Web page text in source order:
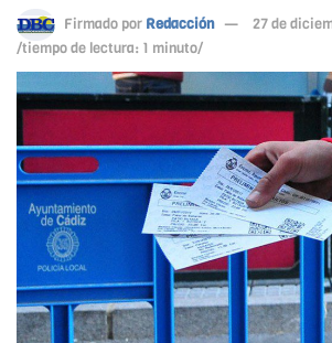
Firmado por Redacción
27 de
/tiempo de lectura: 1 minuto/